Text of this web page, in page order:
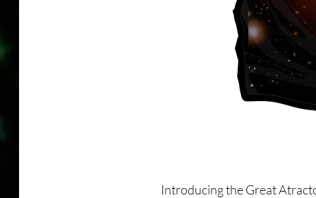
Introducing the Great